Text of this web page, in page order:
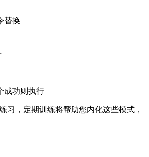
替换
成功则执行
习，定期训练将帮助您内化这些模式，